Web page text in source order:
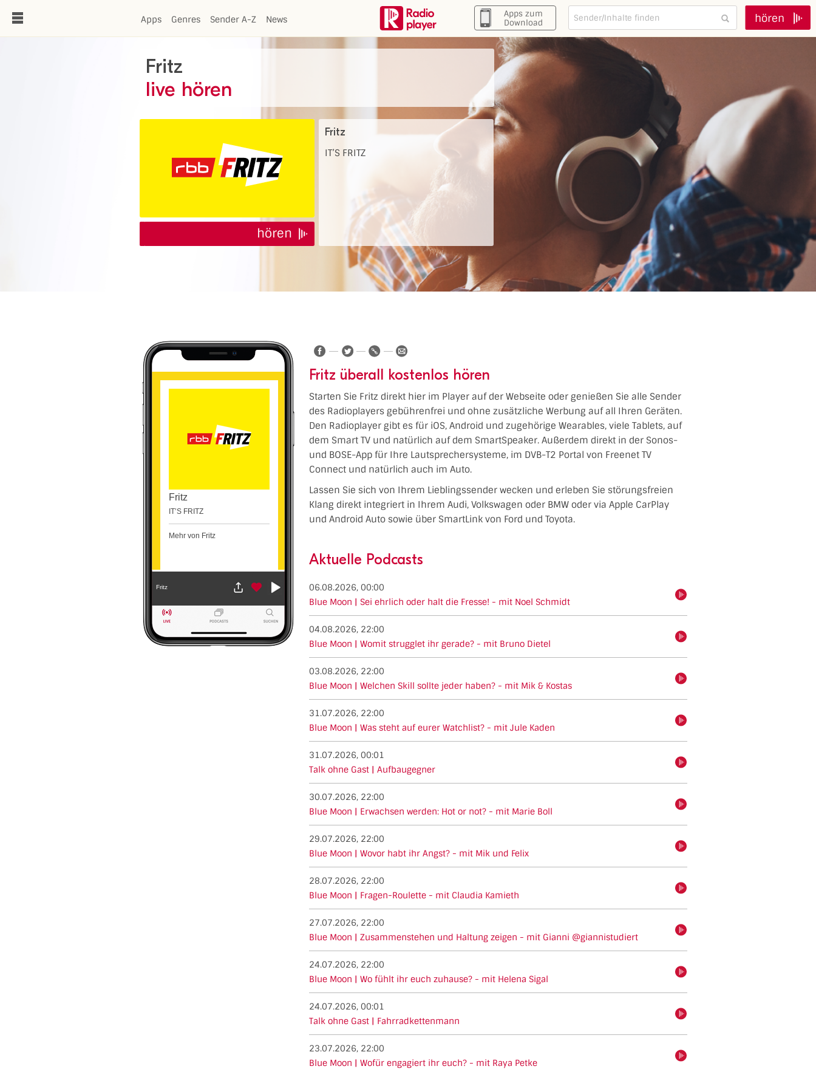
Apps Genres Sender A-Z News
Apps zum
Download
hören
Fritz
live hören
hören
Fritz
IT’S FRITZ
Fritz
IT’S FRITZ
Mehr von Fritz
Fritz
Fritz überall kostenlos hören
Starten Sie Fritz direkt hier im Player auf der Webseite oder genießen Sie alle Sender
des Radioplayers gebührenfrei und ohne zusätzliche Werbung auf all Ihren Geräten.
Den Radioplayer gibt es für iOS, Android und zugehörige Wearables, viele Tablets, auf
dem Smart TV und natürlich auf dem SmartSpeaker. Außerdem direkt in der Sonos-
und BOSE-App für Ihre Lautsprechersysteme, im DVB-T2 Portal von Freenet TV
Connect und natürlich auch im Auto.
Lassen Sie sich von Ihrem Lieblingssender wecken und erleben Sie störungsfreien
Klang direkt integriert in Ihrem Audi, Volkswagen oder BMW oder via Apple CarPlay
und Android Auto sowie über SmartLink von Ford und Toyota.
Aktuelle Podcasts
06.08.2026, 00:00
Blue Moon | Sei ehrlich oder halt die Fresse! - mit Noel Schmidt
04.08.2026, 22:00
Blue Moon | Womit strugglet ihr gerade? - mit Bruno Dietel
03.08.2026, 22:00
Blue Moon | Welchen Skill sollte jeder haben? - mit Mik & Kostas
31.07.2026, 22:00
Blue Moon | Was steht auf eurer Watchlist? - mit Jule Kaden
31.07.2026, 00:01
Talk ohne Gast | Aufbaugegner
30.07.2026, 22:00
Blue Moon | Erwachsen werden: Hot or not? - mit Marie Boll
29.07.2026, 22:00
Blue Moon | Wovor habt ihr Angst? - mit Mik und Felix
28.07.2026, 22:00
Blue Moon | Fragen-Roulette - mit Claudia Kamieth
27.07.2026, 22:00
Blue Moon | Zusammenstehen und Haltung zeigen - mit Gianni @giannistudiert
hören
24.07.2026, 22:00
Blue Moon | Wo fühlt ihr euch zuhause? - mit Helena Sigal
24.07.2026, 00:01
Talk ohne Gast | Fahrradkettenmann
23.07.2026, 22:00
Blue Moon | Wofür engagiert ihr euch? - mit Raya Petke